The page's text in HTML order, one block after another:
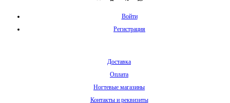
Войти
Регистрация
Доставка
Оплата
Ногтевые магазины
Контакты и реквизиты